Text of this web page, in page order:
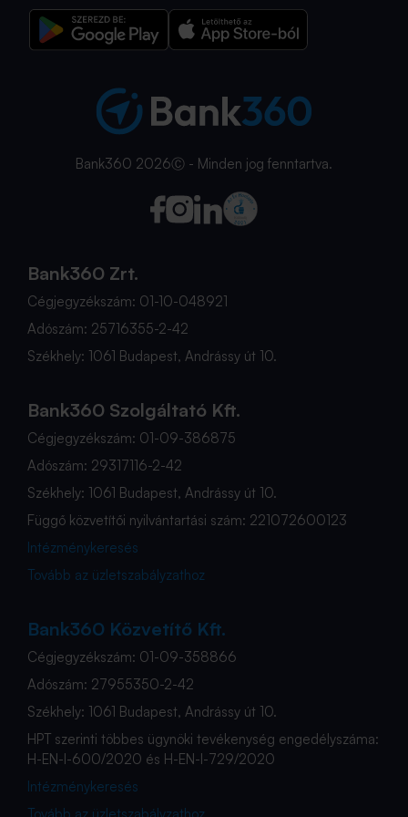
Bank360 2026Ⓒ - Minden jog fenntartva.
Bank360 Zrt.
Cégjegyzékszám: 01-10-048921
Adószám: 25716355-2-42
Székhely: 1061 Budapest, Andrássy út 10.
Bank360 Szolgáltató Kft.
Cégjegyzékszám: 01-09-386875
Adószám: 29317116-2-42
Székhely: 1061 Budapest, Andrássy út 10.
Függő közvetítői nyilvántartási szám: 221072600123
Intézménykeresés
Tovább az üzletszabályzathoz
Bank360 Közvetítő Kft.
Cégjegyzékszám: 01-09-358866
Adószám: 27955350-2-42
Székhely: 1061 Budapest, Andrássy út 10.
HPT szerinti többes ügynöki tevékenység engedélyszáma:
H-EN-I-600/2020 és H-EN-I-729/2020
Intézménykeresés